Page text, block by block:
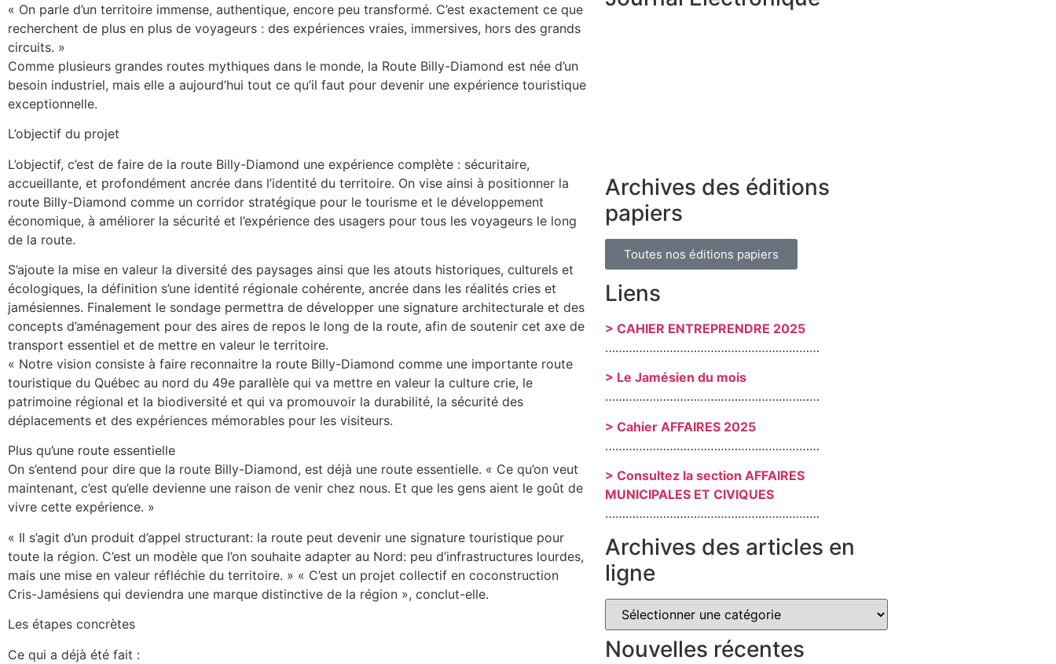
« On parle d’un territoire immense, authentique, encore peu transformé. C’est exactement ce que
recherchent de plus en plus de voyageurs : des expériences vraies, immersives, hors des grands
circuits. »
Comme plusieurs grandes routes mythiques dans le monde, la Route Billy-Diamond est née d’un
besoin industriel, mais elle a aujourd’hui tout ce qu’il faut pour devenir une expérience touristique
exceptionnelle.
L’objectif du projet
L’objectif, c’est de faire de la route Billy-Diamond une expérience complète : sécuritaire,
accueillante, et profondément ancrée dans l’identité du territoire. On vise ainsi à positionner la
route Billy-Diamond comme un corridor stratégique pour le tourisme et le développement
économique, à améliorer la sécurité et l’expérience des usagers pour tous les voyageurs le long
de la route.
S’ajoute la mise en valeur la diversité des paysages ainsi que les atouts historiques, culturels et
écologiques, la définition s’une identité régionale cohérente, ancrée dans les réalités cries et
jamésiennes. Finalement le sondage permettra de développer une signature architecturale et des
concepts d’aménagement pour des aires de repos le long de la route, afin de soutenir cet axe de
transport essentiel et de mettre en valeur le territoire.
« Notre vision consiste à faire reconnaitre la route Billy-Diamond comme une importante route
touristique du Québec au nord du 49e parallèle qui va mettre en valeur la culture crie, le
patrimoine régional et la biodiversité et qui va promouvoir la durabilité, la sécurité des
déplacements et des expériences mémorables pour les visiteurs.
Plus qu’une route essentielle
On s’entend pour dire que la route Billy-Diamond, est déjà une route essentielle. « Ce qu’on veut
maintenant, c’est qu’elle devienne une raison de venir chez nous. Et que les gens aient le goût de
vivre cette expérience. »
« Il s’agit d’un produit d’appel structurant: la route peut devenir une signature touristique pour
toute la région. C’est un modèle que l’on souhaite adapter au Nord: peu d’infrastructures lourdes,
mais une mise en valeur réfléchie du territoire. » « C’est un projet collectif en coconstruction
Cris-Jamésiens qui deviendra une marque distinctive de la région », conclut-elle.
Les étapes concrètes
Ce qui a déjà été fait :
Archives des éditions
papiers
Toutes nos éditions papiers
Liens
> CAHIER ENTREPRENDRE 2025
………………………………………………………
> Le Jamésien du mois
………………………………………………………
> Cahier AFFAIRES 2025
………………………………………………………
> Consultez la section AFFAIRES
MUNICIPALES ET CIVIQUES
………………………………………………………
Archives des articles en
ligne
Nouvelles récentes